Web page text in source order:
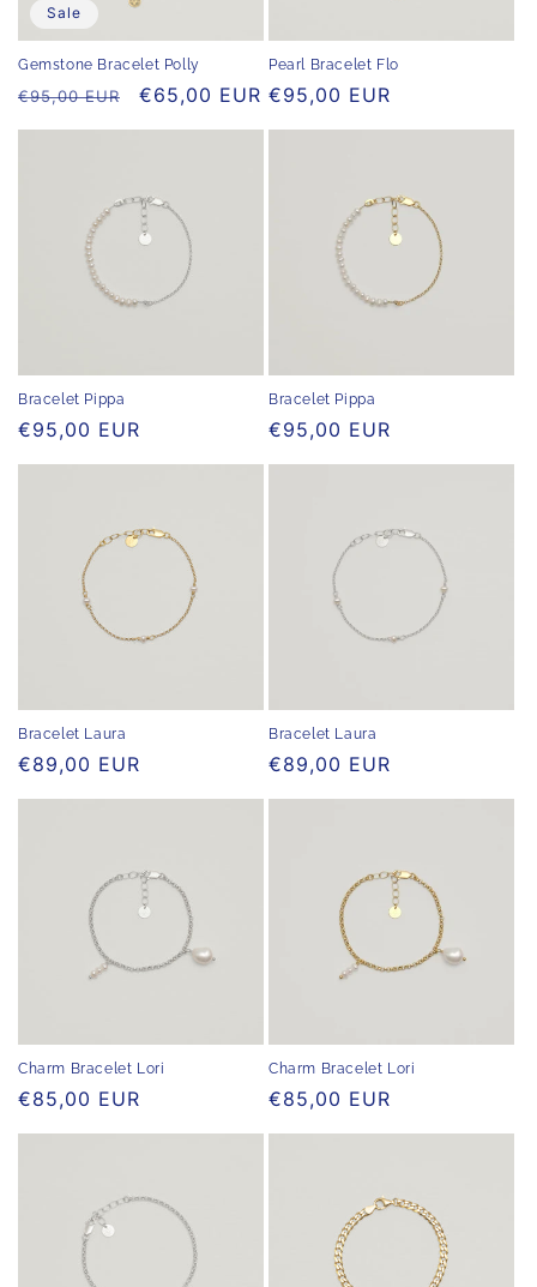
e
:
Sale
Gemstone Bracelet Polly
Normaler
€95,00 EUR Verkaufspreis
€65,00 EUR
Pearl Bracelet Flo
Normaler
€95,00 EUR
Bracelet Pippa
Normaler
€95,00 EUR
Bracelet Pippa
Normaler
€95,00 EUR
Bracelet Laura
Normaler
Preis
€89,00 EUR
Bracelet Laura
Normaler
Preis
€89,00 EUR
Charm Bracelet Lori
Normaler
Preis
€85,00 EUR
Charm Bracelet Lori
Normaler
Preis
€85,00 EUR